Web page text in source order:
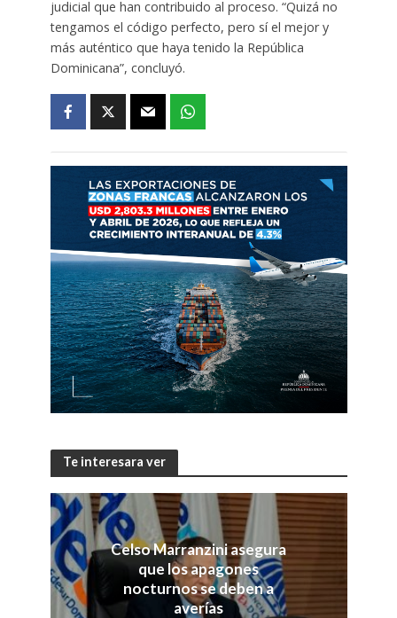
judicial que han contribuido al proceso. “Quizá no
tengamos el código perfecto, pero sí el mejor y
más auténtico que haya tenido la República
Dominicana”, concluyó.
Te interesara ver
Celso Marranzini asegura
que los apagones
nocturnos se deben a
averías